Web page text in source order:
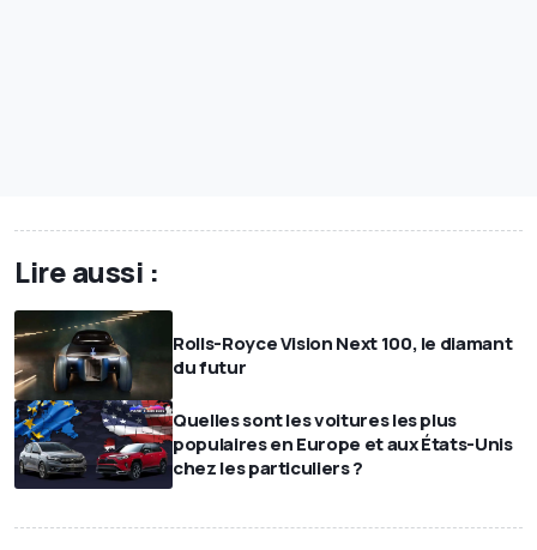
Lire aussi :
Rolls-Royce Vision Next 100, le diamant
du futur
Quelles sont les voitures les plus
populaires en Europe et aux États-Unis
chez les particuliers ?